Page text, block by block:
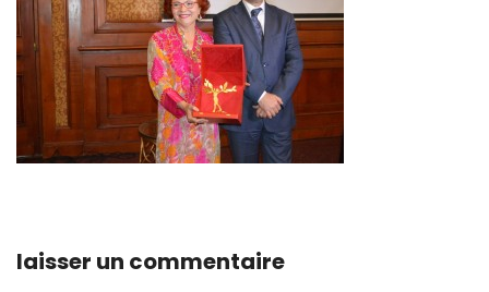
laisser un commentaire